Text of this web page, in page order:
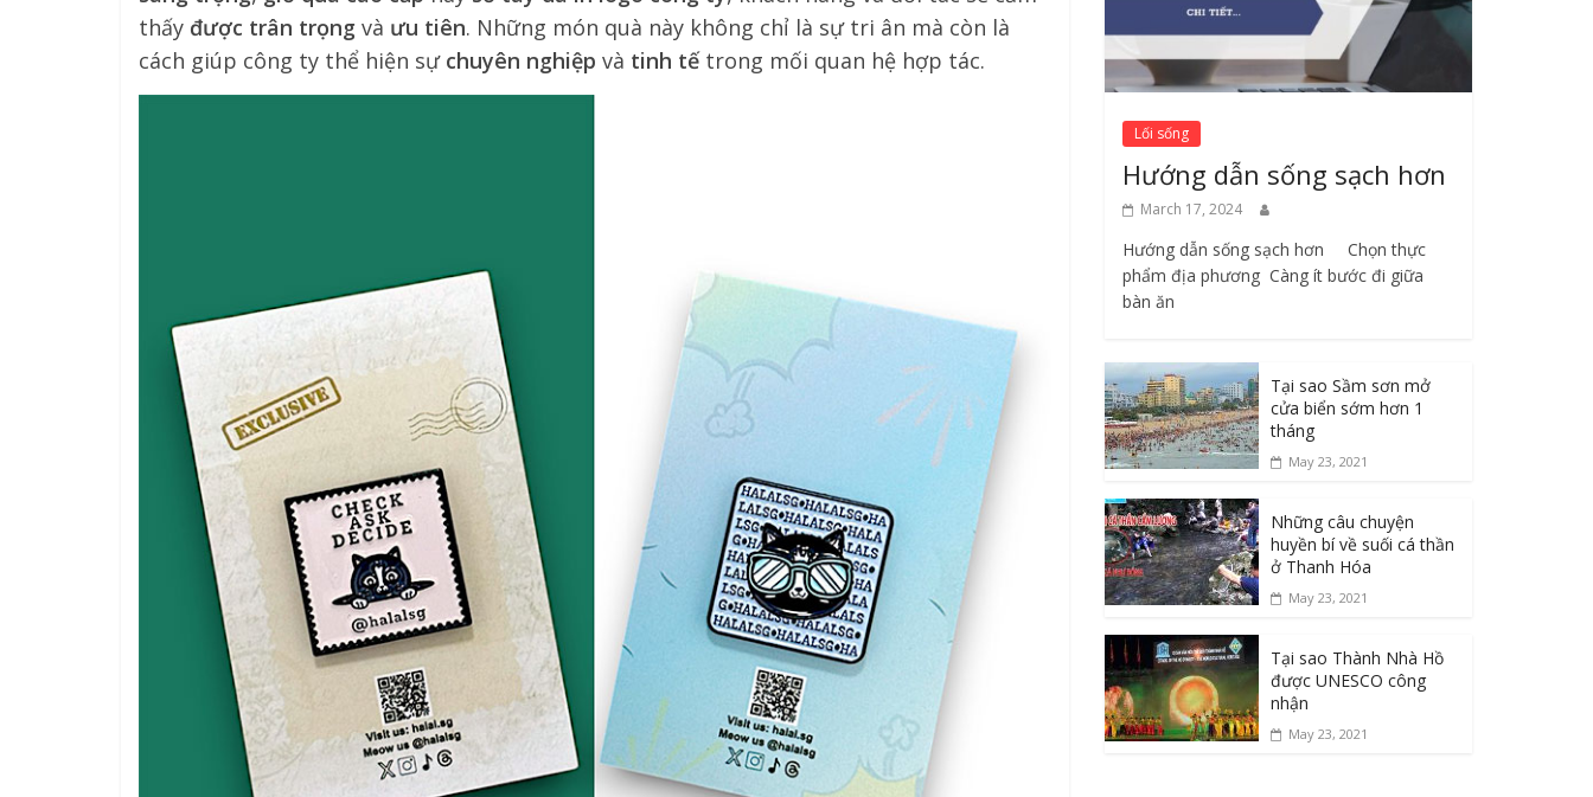
thấy được trân trọng và ưu tiên. Những món quà này không chỉ là sự tri ân mà còn là
cách giúp công ty thể hiện sự chuyên nghiệp và tinh tếtrong mối quan hệ hợp tác.
Lối sống
Hướng dẫn sống sạch hơn
March 17, 2024
Hướng dẫn sống sạch hơn Chọn thực
phẩm địa phương ​ Càng ít bước đi giữa
bàn ăn
Tại sao Sầm sơn mở
cửa biển sớm hơn 1
tháng
May 23, 2021
Những câu chuyện
huyền bí về suối cá thần
ở Thanh Hóa
May 23, 2021
Tại sao Thành Nhà Hồ
được UNESCO công
nhận
May 23, 2021